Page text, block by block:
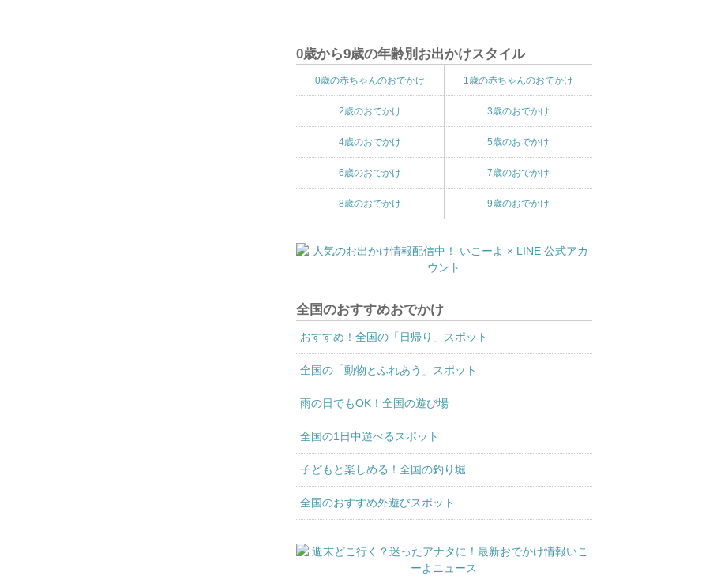
0歳から9歳の年齢別お出かけスタイル
0歳の赤ちゃんのおでかけ 1歳の赤ちゃんのおでかけ
2歳のおでかけ 3歳のおでかけ
4歳のおでかけ 5歳のおでかけ
6歳のおでかけ 7歳のおでかけ
8歳のおでかけ 9歳のおでかけ
全国のおすすめおでかけ
おすすめ！全国の「日帰り」スポット
全国の「動物とふれあう」スポット
雨の日でもOK！全国の遊び場
全国の1日中遊べるスポット
子どもと楽しめる！全国の釣り堀
全国のおすすめ外遊びスポット